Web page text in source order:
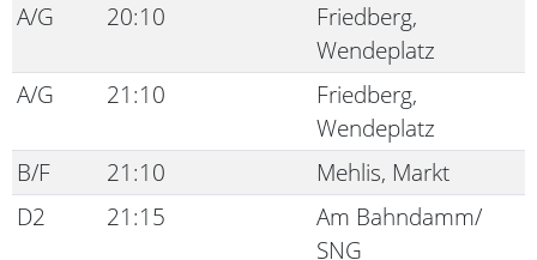
A/G
20:10
Friedberg,
Wendeplatz
A/G
21:10
Friedberg,
Wendeplatz
B/F
21:10
Mehlis, Markt
D2
21:15
Am Bahndamm/
SNG